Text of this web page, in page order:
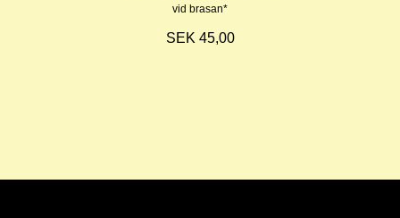
vid brasan*
SEK 45,00